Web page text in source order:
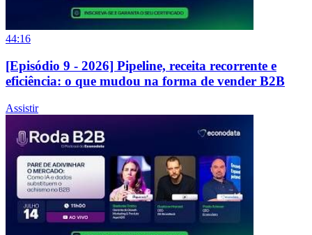
44:16
[Episódio 9 - 2026] Pipeline, receita recorrente e
eficiência: o que mudou na forma de vender B2B
Assistir